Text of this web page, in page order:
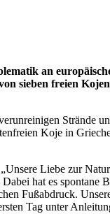
an
sieben freien
Strände
Koje in
Liebe zur
hat es spontane
Fußabdruck.
Tag unter